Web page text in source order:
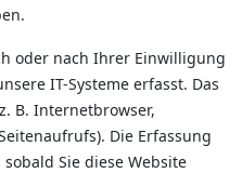
oder nach Ihrer Einwilligung
IT-Systeme erfasst. Das
B. Internetbrowser,
Die Erfassung
Sie diese Website